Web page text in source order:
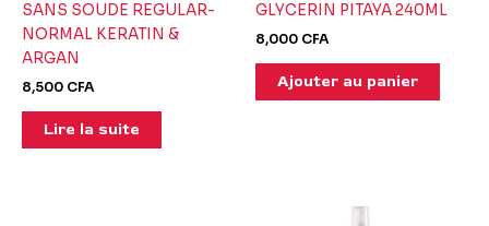
SANS SOUDE REGULAR-
NORMAL KERATIN &
ARGAN
8,500 CFA
Lire la suite
GLYCERIN PITAYA 240ML
8,000 CFA
Ajouter au panier